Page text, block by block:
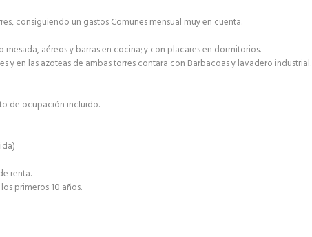
consiguiendo un gastos Comunes mensual muy en cuenta.
aéreos y barras en cocina; y con placares en dormitorios.
y en las azoteas de ambas torres contara con Barbacoas y lavadero industrial.
de ocupación incluido.
renta.
primeros 10 años.